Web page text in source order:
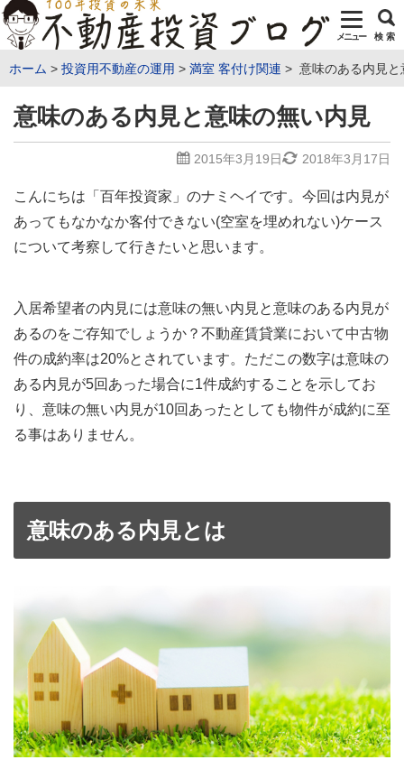
メニュー 検 索
ホーム 投資用不動産の運用 満室 客付け関連 意味のある内見
意味のある内見と意味の無い内見
2015年3月19日 2018年3月17日
こんにちは「百年投資家」のナミヘイです。今回は内見が
あってもなかなか客付できない(空室を埋めれない)ケース
について考察して行きたいと思います。
入居希望者の内見には意味の無い内見と意味のある内見が
あるのをご存知でしょうか？不動産賃貸業において中古物
件の成約率は20%とされています。ただこの数字は意味の
ある内見が5回あった場合に1件成約することを示してお
り、意味の無い内見が10回あったとしても物件が成約に至
る事はありません。
意味のある内見とは